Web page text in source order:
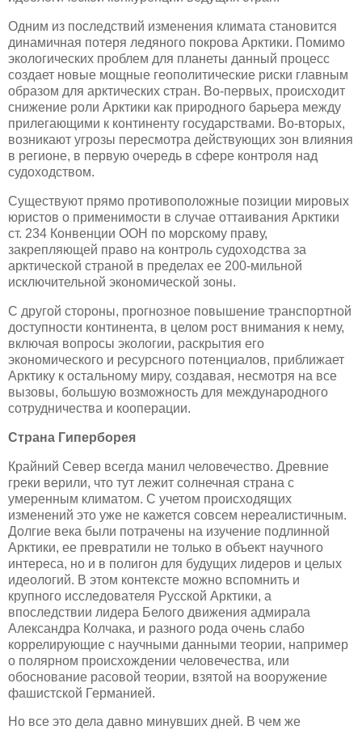
Одним из последствий изменения климата становится
динамичная потеря ледяного покрова Арктики. Помимо
экологических проблем для планеты данный процесс
создает новые мощные геополитические риски главным
образом для арктических стран. Во-первых, происходит
снижение роли Арктики как природного барьера между
прилегающими к континенту государствами. Во-вторых,
возникают угрозы пересмотра действующих зон влияния
в регионе, в первую очередь в сфере контроля над
судоходством.
Существуют прямо противоположные позиции мировых
юристов о применимости в случае оттаивания Арктики
ст. 234 Конвенции ООН по морскому праву,
закрепляющей право на контроль судоходства за
арктической страной в пределах ее 200-мильной
исключительной экономической зоны.
С другой стороны, прогнозное повышение транспортной
доступности континента, в целом рост внимания к нему,
включая вопросы экологии, раскрытия его
экономического и ресурсного потенциалов, приближает
Арктику к остальному миру, создавая, несмотря на все
вызовы, большую возможность для международного
сотрудничества и кооперации.
Страна Гиперборея
Крайний Север всегда манил человечество. Древние
греки верили, что тут лежит солнечная страна с
умеренным климатом. С учетом происходящих
изменений это уже не кажется совсем нереалистичным.
Долгие века были потрачены на изучение подлинной
Арктики, ее превратили не только в объект научного
интереса, но и в полигон для будущих лидеров и целых
идеологий. В этом контексте можно вспомнить и
крупного исследователя Русской Арктики, а
впоследствии лидера Белого движения адмирала
Александра Колчака, и разного рода очень слабо
коррелирующие с научными данными теории, например
о полярном происхождении человечества, или
обоснование расовой теории, взятой на вооружение
фашистской Германией.
Но все это дела давно минувших дней. В чем же